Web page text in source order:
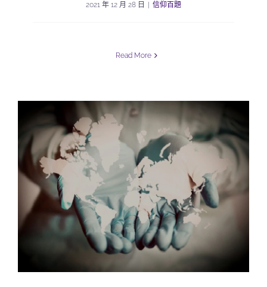
2021 年 12 月 28 日 信仰百題
Read More